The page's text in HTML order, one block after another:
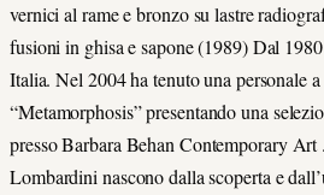
vernici al rame e bronzo su lastre
fusioni in ghisa e sapone (1989) Dal
Italia. Nel 2004 ha tenuto una personale
“Metamorphosis” presentando una
presso Barbara Behan Contemporary
Lombardini nascono dalla scoperta e